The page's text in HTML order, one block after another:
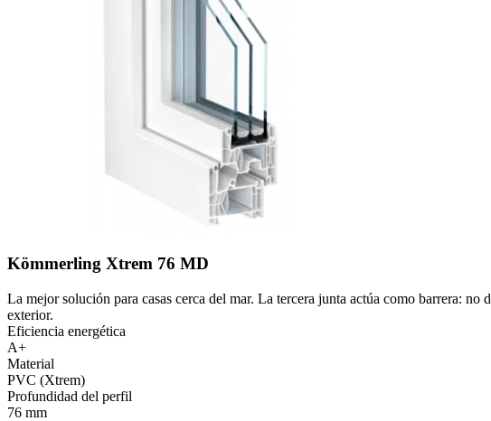
Kömmerling Xtrem 76 MD
La mejor solución para casas cerca del mar. La tercera junta actúa como barrera:
exterior.
Eficiencia energética
A+
Material
PVC (Xtrem)
Profundidad del perfil
76 mm